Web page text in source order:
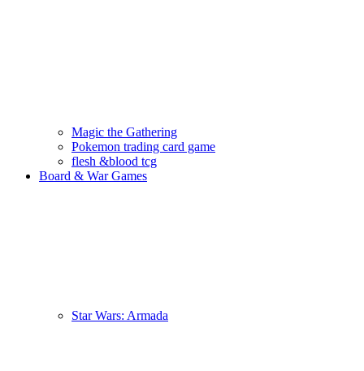
Magic the Gathering
Pokemon trading card game
flesh &blood tcg
Board & War Games
Star Wars: Armada